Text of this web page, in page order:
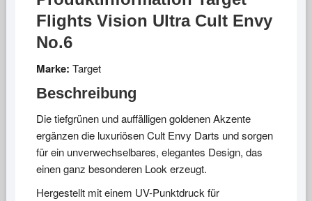
Flights Vision Ultra Cult Envy
No.6
Marke: Target
Beschreibung
Die tiefgrünen und auffälligen goldenen Akzente
ergänzen die luxuriösen Cult Envy Darts und sorgen
für ein unverwechselbares, elegantes Design, das
einen ganz besonderen Look erzeugt.
Hergestellt mit einem UV-Punktdruck für